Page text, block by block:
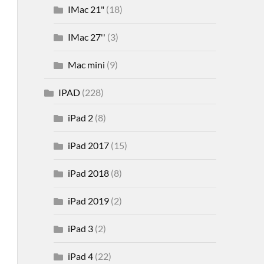
IMac 21"(18)
IMac 27'' (3)
Mac mini (9)
IPAD(228)
iPad 2(8)
iPad 2017(15)
iPad 2018(8)
iPad 2019(2)
iPad 3(2)
iPad 4(22)